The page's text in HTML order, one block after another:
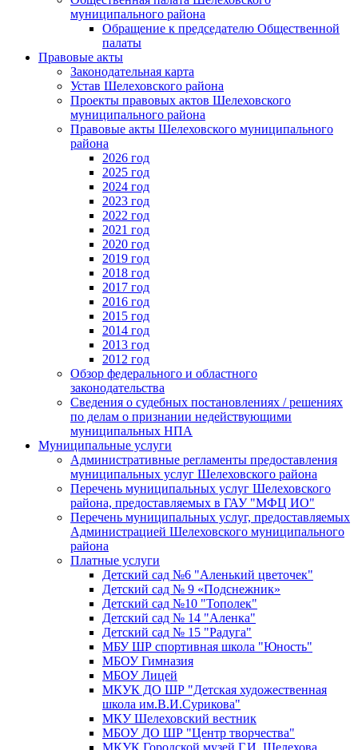
муниципального района
Обращение к председателю Общественной
палаты
Правовые акты
Законодательная карта
Устав Шелеховского района
Проекты правовых актов Шелеховского
муниципального района
Правовые акты Шелеховского муниципального
района
2026 год
2025 год
2024 год
2023 год
2022 год
2021 год
2020 год
2019 год
2018 год
2017 год
2016 год
2015 год
2014 год
2013 год
2012 год
Обзор федерального и областного
законодательства
Сведения о судебных постановлениях / решениях
по делам о признании недействующими
муниципальных НПА
Муниципальные услуги
Административные регламенты предоставления
муниципальных услуг Шелеховского района
Перечень муниципальных услуг Шелеховского
района, предоставляемых в ГАУ "МФЦ ИО"
Перечень муниципальных услуг, предоставляемых
Администрацией Шелеховского муниципального
района
Платные услуги
Детский сад №6 "Аленький цветочек"
Детский сад № 9 «Подснежник»
Детский сад №10 "Тополек"
Детский сад № 14 "Аленка"
Детский сад № 15 "Радуга"
МБУ ШР спортивная школа "Юность"
МБОУ Гимназия
МБОУ Лицей
МКУК ДО ШР "Детская художественная
школа им.В.И.Сурикова"
МКУ Шелеховский вестник
МБОУ ДО ШР "Центр творчества"
МКУК Городской музей Г.И. Шелехова